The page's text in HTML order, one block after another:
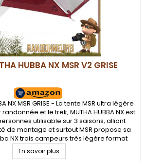
HUBBA NX MSR V2 GRISE
NX MSR GRISE - La tente MSR ultra légère
et le trek, MUTHA HUBBA NX est
utilisable sur 3 saisons, alliant
de montage et surtout MSR propose sa
NX trois campeurs très légère format
coutures étanches, un habitacle très
spacieux...
En savoir plus